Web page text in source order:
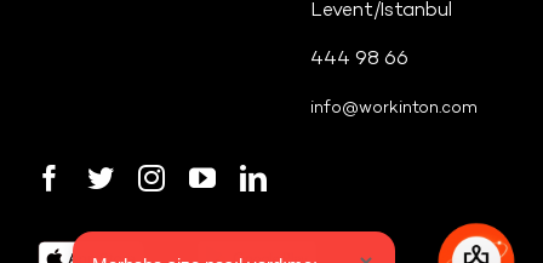
Levent/İstanbul
444 98 66
info@workinton.com